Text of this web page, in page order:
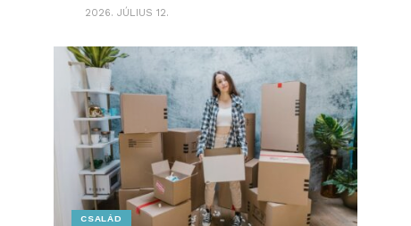
2026. JÚLIUS 12.
CSALÁD